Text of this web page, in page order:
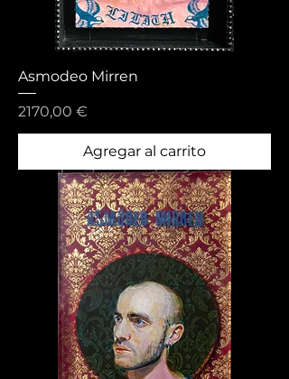
Asmodeo Mirren
Precio
2170,00 €
Agregar al carrito